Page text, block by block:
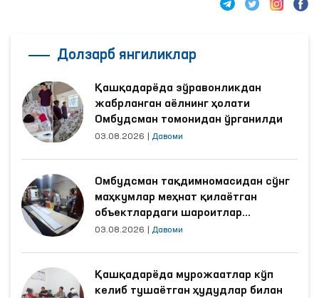
Долзарб янгиликлар
Қашқадарёда зўравонликдан
жабрланган аёлнинг ҳолати
Омбудсман томонидан ўрганилди
03.08.2026 Давоми
Омбудсман тақдимномасидан сўнг
маҳкумлар меҳнат қилаётган
объектлардаги шароитлар
яхшиланди
03.08.2026 Давоми
Қашқадарёда мурожаатлар кўп
келиб тушаётган ҳудудлар билан